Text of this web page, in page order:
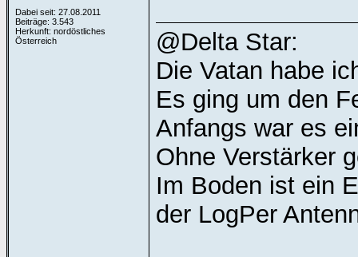
Dabei seit: 27.08.2011
Beiträge: 3.543
Herkunft: nordöstliches
Österreich
@Delta Star:
Die Vatan habe
Es ging um den
Anfangs war es
Ohne Verstärker
Im Boden ist ein
der LogPer